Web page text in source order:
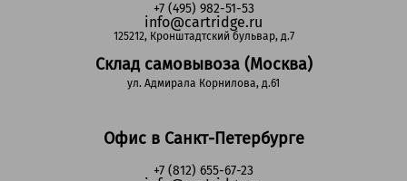
+7 (495) 982-51-53
info@cartridge.ru
125212, Кронштадтский бульвар, д.7
Склад самовывоза (Москва)
ул. Адмирала Корнилова, д.61
Офис в Санкт-Петербурге
+7 (812) 655-67-23